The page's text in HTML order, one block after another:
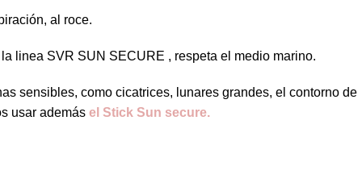
al roce.
linea SVR SUN SECURE , respeta el medio marino.
sensibles, como cicatrices, lunares grandes, el contorno de
usar además el Stick Sun secure.